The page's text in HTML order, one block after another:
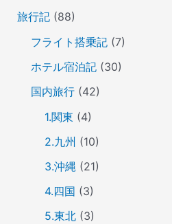
旅行記(88)
フライト搭乗記(7)
ホテル宿泊記(30)
国内旅行(42)
1.関東 (4)
2.九州 (10)
3.沖縄(21)
4.四国 (3)
5.東北(3)